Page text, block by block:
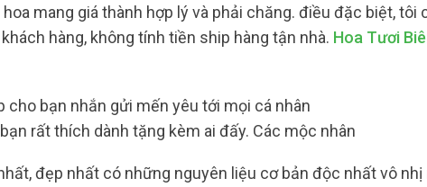
mang giá thành hợp lý và phải chăng. điều đặc biệt, tôi
hàng, không tính tiền ship hàng tận nhà. Hoa Tươi
bạn nhắn gửi mến yêu tới mọi cá nhân
rất thích dành tặng kèm ai đấy. Các mộc nhân
đẹp nhất có những nguyên liệu cơ bản độc nhất vô